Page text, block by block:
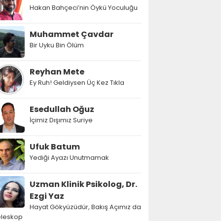
Hakan Bahçeci’nin Öykü Yoculuğu
Muhammet Çavdar
Bir Uyku Bin Ölüm
Reyhan Mete
Ey Ruh! Geldiysen Üç Kez Tıkla
Esedullah Oğuz
İçimiz Dışımız Suriye
Ufuk Batum
Yediği Ayazı Unutmamak
Uzman Klinik Psikolog, Dr.
Ezgi Yaz
Hayat Gökyüzüdür, Bakış Açımız da